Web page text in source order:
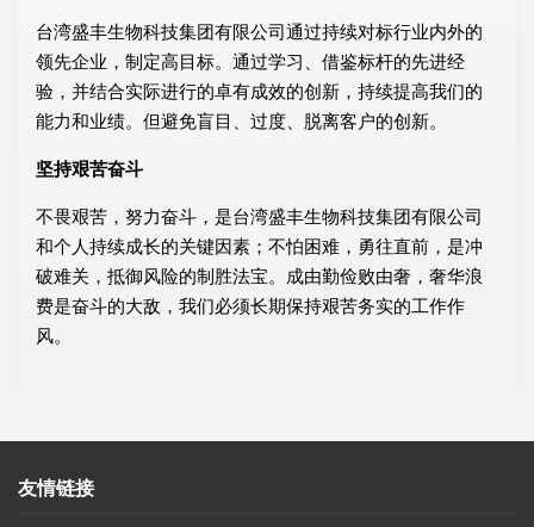
台湾盛丰生物科技集团有限公司通过持续对标行业内外的
领先企业，制定高目标。通过学习、借鉴标杆的先进经
验，并结合实际进行的卓有成效的创新，持续提高我们的
能力和业绩。但避免盲目、过度、脱离客户的创新。
坚持艰苦奋斗
不畏艰苦，努力奋斗，是台湾盛丰生物科技集团有限公司
和个人持续成长的关键因素；不怕困难，勇往直前，是冲
破难关，抵御风险的制胜法宝。成由勤俭败由奢，奢华浪
费是奋斗的大敌，我们必须长期保持艰苦务实的工作作
风。
友情链接